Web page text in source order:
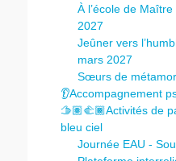
À l’école de
2027
Jeûner vers
mars 2027
Sœurs de
👂Accompagnement
🫱🏽‍🫲🏾Activités de
bleu ciel
Journée EAU -